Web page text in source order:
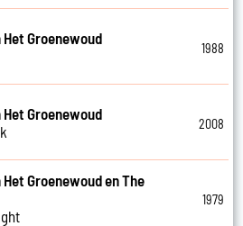
Het Groenewoud
1988
Het Groenewoud
2008
Het Groenewoud en The
1979